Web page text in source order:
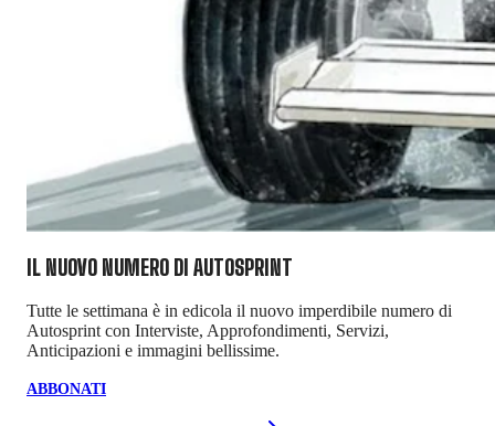
IL NUOVO NUMERO DI AUTOSPRINT
Tutte le settimana è in edicola il nuovo imperdibile numero di
Autosprint con Interviste, Approfondimenti, Servizi,
Anticipazioni e immagini bellissime.
ABBONATI